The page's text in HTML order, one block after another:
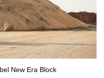
New Era Block